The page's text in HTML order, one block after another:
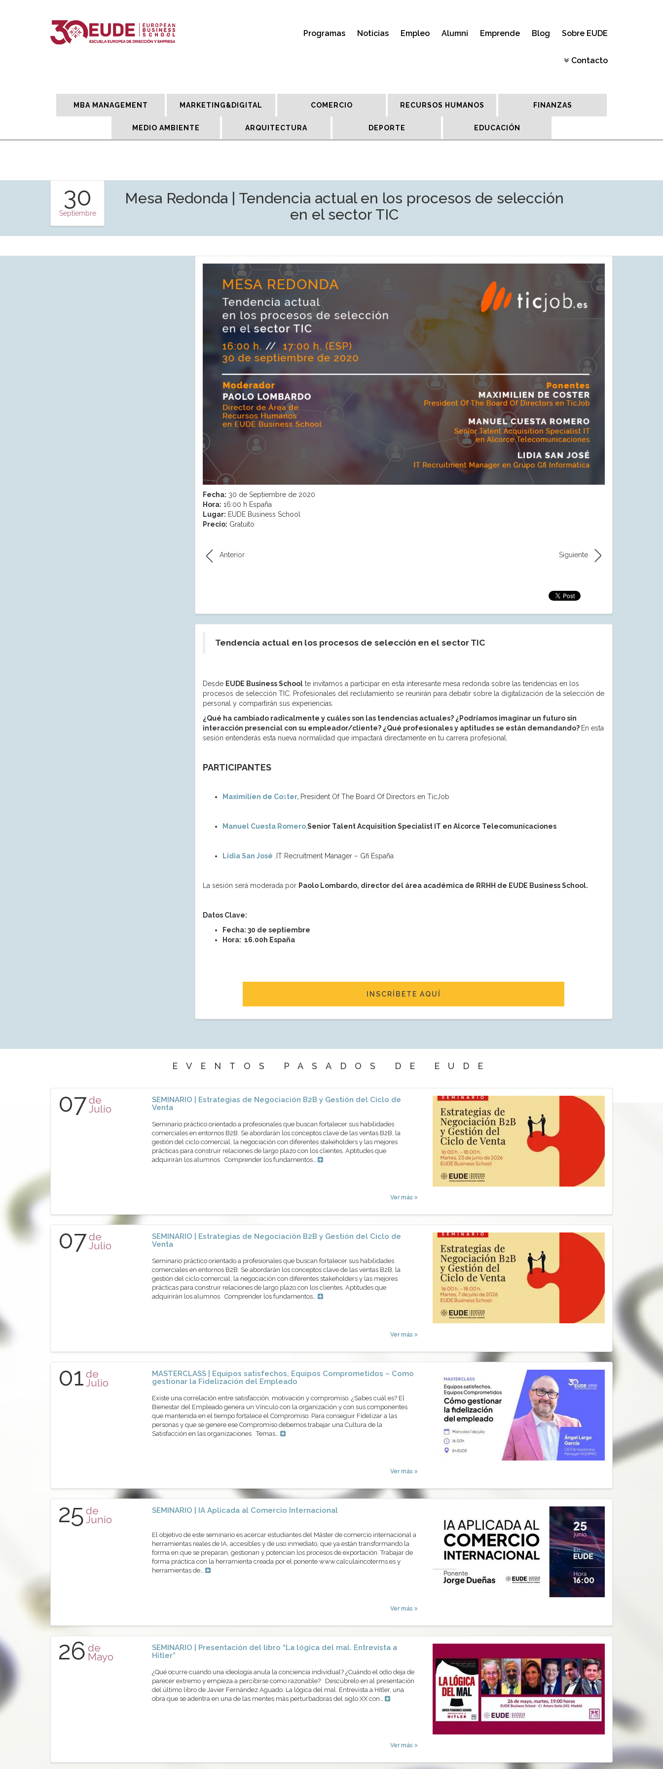
Programas Noticias Empleo Alumni Emprende Blog Sobre EUDE
Contacto
MBA MANAGEMENT MARKETING&DIGITAL COMERCIO RECURSOS HUMANOS FINANZAS
MEDIO AMBIENTE ARQUITECTURA DEPORTE EDUCACIÓN
30
Septiembre
Mesa Redonda | Tendencia actual en los procesos de selección
en el sector TIC
Fecha: 30 de Septiembre de 2020
Hora: 16:00 h España
Lugar: EUDE Business School
Precio: Gratuito
Anterior Siguiente
Tendencia actual en los procesos de selección en el sector TIC
Desde EUDE Business Schoolte invitamos a participar en esta interesante mesa redonda sobre las tendencias en los
procesos de selección TIC. Profesionales del reclutamiento se reunirán para debatir sobre la digitalización de la selección de
personal y compartirán sus experiencias.
¿Qué ha cambiado radicalmente y cuáles son las tendencias actuales? ¿Podríamos imaginar un futuro sin
interacción presencial con su empleador/cliente? ¿Qué profesionales y aptitudes se están demandando? En esta
sesión entenderás esta nueva normalidad que impactará directamente en tu carrera profesional.
PARTICIPANTES
Maximilien de Coster, President Of The Board Of Directors en TicJob
Manuel Cuesta Romero,Senior Talent Acquisition Specialist IT en Alcorce Telecomunicaciones
Lidia San José IT Recruitment Manager – Gfi España
La sesión será moderada por Paolo Lombardo, director del área académica de RRHH de EUDE Business School.
Datos Clave:
Fecha: 30 de septiembre
Hora: 16.00h España
INSCRÍBETE AQUÍ
EVENTOS PASADOS DE EUDE
07de
Julio
SEMINARIO | Estrategias de Negociación B2B y Gestión del Ciclo de
Venta
Seminario práctico orientado a profesionales que buscan fortalecer sus habilidades
comerciales en entornos B2B. Se abordarán los conceptos clave de las ventas B2B, la
gestión del ciclo comercial, la negociación con diferentes stakeholders y las mejores
prácticas para construir relaciones de largo plazo con los clientes. Aptitudes que
adquirirán los alumnos Comprender los fundamentos…
Ver más
07de
Julio
SEMINARIO | Estrategias de Negociación B2B y Gestión del Ciclo de
Venta
Seminario práctico orientado a profesionales que buscan fortalecer sus habilidades
comerciales en entornos B2B. Se abordarán los conceptos clave de las ventas B2B, la
gestión del ciclo comercial, la negociación con diferentes stakeholders y las mejores
prácticas para construir relaciones de largo plazo con los clientes. Aptitudes que
adquirirán los alumnos Comprender los fundamentos…
Ver más
01 de
Julio
MASTERCLASS | Equipos satisfechos, Equipos Comprometidos – Como
gestionar la Fidelización del Empleado
Existe una correlación entre satisfacción, motivación y compromiso. ¿Sabes cuál es? El
Bienestar del Empleado genera un Vínculo con la organización y con sus componentes
que mantenida en el tiempo fortalece el Compromiso. Para conseguir Fidelizar a las
personas y que se genere ese Compromiso debemos trabajar una Cultura de la
Satisfacción en las organizaciones Temas…
Ver más
25 de
Junio
SEMINARIO | IA Aplicada al Comercio Internacional
El objetivo de este seminario es acercar estudiantes del Máster de comercio internacional a
herramientas reales de IA, accesibles y de uso inmediato, que ya están transformando la
forma en que se preparan, gestionan y potencian los procesos de exportación. Trabajar de
forma práctica con la herramienta creada por el ponente www.calculaincoterms.es y
herramientas de…
Ver más
26 de
Mayo
SEMINARIO | Presentación del libro “La lógica del mal. Entrevista a
Hitler”
¿Qué ocurre cuando una ideología anula la conciencia individual? ¿Cuándo el odio deja de
parecer extremo y empieza a percibirse como razonable? Descúbrelo en al presentación
del último libro de Javier Fernández Aguado: La lógica del mal. Entrevista a Hitler, una
obra que se adentra en una de las mentes más perturbadoras del siglo XX con…
Ver más